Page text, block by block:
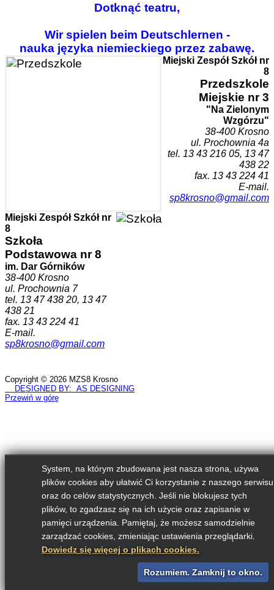
Dotknąć teatru,
Wir spielen beim Deutschlernen -
nauka języka niemieckiego przez zabawę.
Miejski Zespół Szkół nr
8
Przedszkole
Miejskie nr 3
"Na Zielonym
Wzgórzu"
38-400 Krosno
ul. Prochownia 4a
tel. 13 43 216 05, 13 47
438 22
fax. 13 43 224 41
E-mail.
sp8krosno@gmail.com
Miejski Zespół Szkół nr
8
Szkoła
Podstawowa nr 8
im. Dar Górników
38-400 Krosno
ul. Prochownia 7
tel. 13 47 438 20, 13 47
438 21
fax. 13 43 224 41
E-mail.
sp8krosno@gmail.com
Copyright © 2026 MZS8 Krosno
DESIGNED BY: AS DESIGNING
Przewiń w górę
System, na którym zbudowana jest nasza strona, używa
plików cookies aby ułatwić Ci korzystanie z naszego serwisu
oraz do celów statystycznych. Jeśli nie blokujesz tych
plików, to zgadzasz się na ich użycie oraz zapisanie w
pamięci urządzenia. Pamiętaj, że możesz samodzielnie
zarządzać cookies, zmieniając ustawienia przeglądarki.
Dowiedz się więcej o plikach cookies.
Rozumiem. Zamknij to okno.